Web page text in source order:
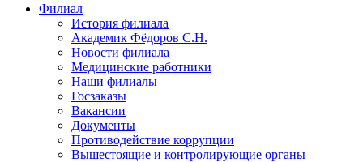
Филиал
История филиала
Академик Фёдоров С.Н.
Новости филиала
Медицинские работники
Наши филиалы
Госзаказы
Вакансии
Документы
Противодействие коррупции
Вышестоящие и контролирующие органы